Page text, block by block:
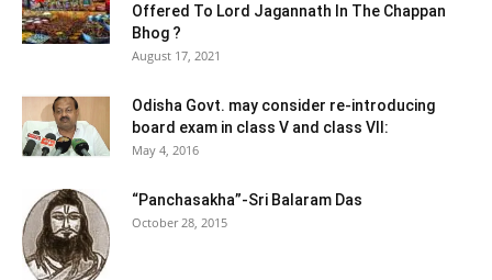
Offered To Lord Jagannath In The Chappan
Bhog ?
August 17, 2021
Odisha Govt. may consider re-introducing
board exam in class V and class VII:
May 4, 2016
“Panchasakha”-Sri Balaram Das
October 28, 2015